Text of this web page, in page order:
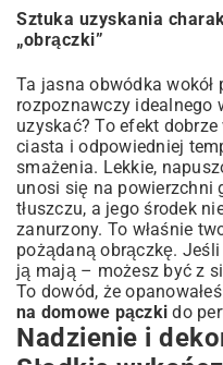
Sztuka uzyskania
„obrączki”
Ta jasna obwódka wokół
rozpoznawczy idealnego
uzyskać? To efekt
ciasta i odpowiedniej
smażenia. Lekkie,
unosi się na powierzchni
tłuszczu, a jego środek
zanurzony. To właśnie
pożądaną obrączkę.
ją mają – możesz być z
To dowód, że opanowałeś
na domowe pączki do
Nadzienie i